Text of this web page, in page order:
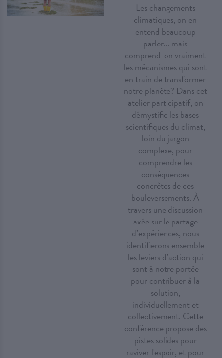
Les changements
climatiques, on en
entend beaucoup
parler... mais
comprend-on vraiment
les mécanismes qui sont
en train de transformer
notre planète? Dans cet
atelier participatif, on
démystifie les bases
scientifiques du climat,
loin du jargon
complexe, pour
comprendre les
conséquences
concrètes de ces
bouleversements. À
travers une discussion
axée sur le partage
d’expériences, nous
identifierons ensemble
les leviers d’action qui
sont à notre portée
pour contribuer à la
solution,
individuellement et
collectivement. Cette
conférence propose des
pistes solides pour
raviver l'espoir, et pour